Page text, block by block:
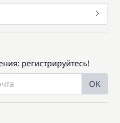
регистрируйтесь!
OK